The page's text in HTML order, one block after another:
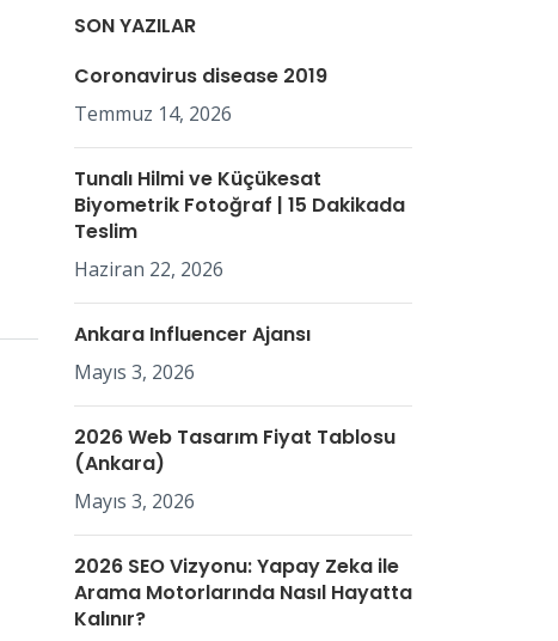
SON YAZILAR
Coronavirus disease 2019
Temmuz 14, 2026
Tunalı Hilmi ve Küçükesat
Biyometrik Fotoğraf | 15 Dakikada
Teslim
Haziran 22, 2026
Ankara Influencer Ajansı
Mayıs 3, 2026
2026 Web Tasarım Fiyat Tablosu
(Ankara)
Mayıs 3, 2026
2026 SEO Vizyonu: Yapay Zeka ile
Arama Motorlarında Nasıl Hayatta
Kalınır?